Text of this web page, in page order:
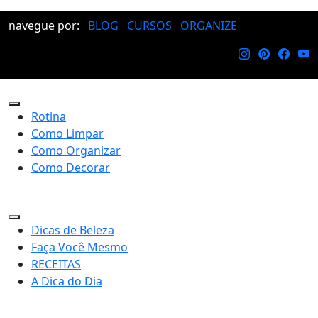
navegue por: BLOG CURSOS ORGANIZE
Rotina
Como Limpar
Como Organizar
Como Decorar
Dicas de Beleza
Faça Você Mesmo
RECEITAS
A Dica do Dia